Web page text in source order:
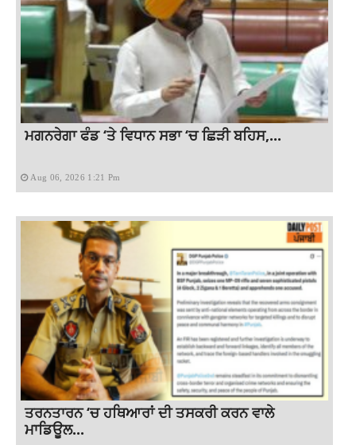
ਮਗਨਰੇਗਾ ਫੰਡ ‘ਤੇ ਵਿਧਾਨ ਸਭਾ ‘ਚ ਛਿੜੀ ਬਹਿਸ,...
Aug 06, 2026 1:21 Pm
ਤਰਨਤਾਰਨ ‘ਚ ਹਥਿਆਰਾਂ ਦੀ ਤਸਕਰੀ ਕਰਨ ਵਾਲੇ
ਮਾਡਿਊਲ...